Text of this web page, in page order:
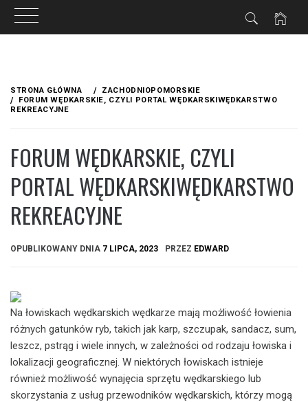
treści
STRONA GŁÓWNA
ZACHODNIOPOMORSKIE
FORUM WĘDKARSKIE, CZYLI PORTAL WĘDKARSKIWĘDKARSTWO
REKREACYJNE
FORUM WĘDKARSKIE, CZYLI
PORTAL WĘDKARSKIWĘDKARSTWO
REKREACYJNE
OPUBLIKOWANY DNIA 7 LIPCA, 2023 PRZEZ EDWARD
Na łowiskach wędkarskich wędkarze mają możliwość łowienia
różnych gatunków ryb, takich jak karp, szczupak, sandacz, sum,
leszcz, pstrąg i wiele innych, w zależności od rodzaju łowiska i
lokalizacji geograficznej. W niektórych łowiskach istnieje
również możliwość wynajęcia sprzętu wędkarskiego lub
skorzystania z usług przewodników wędkarskich, którzy mogą